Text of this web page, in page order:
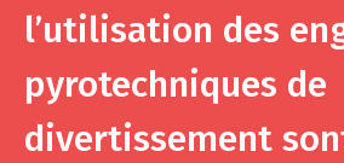
l’utilisation des
pyrotechniques de
divertissement